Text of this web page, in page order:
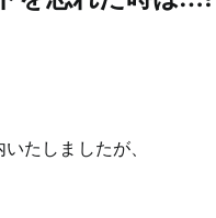
たしましたが、